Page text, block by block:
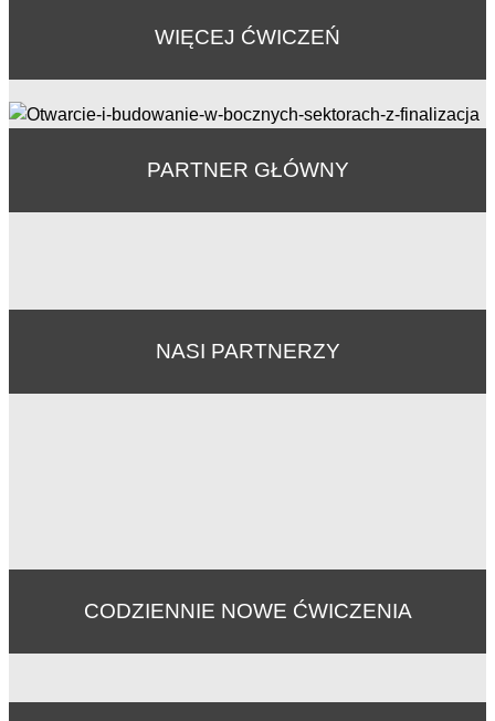
WIĘCEJ ĆWICZEŃ
PARTNER GŁÓWNY
NASI PARTNERZY
CODZIENNIE NOWE ĆWICZENIA